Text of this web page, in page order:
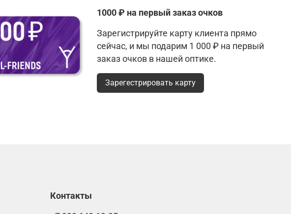
1000 ₽ на первый заказ очков
Зарегистрируйте карту клиента прямо
сейчас, и мы подарим 1 000 ₽ на первый
заказ очков в нашей оптике.
Зарегестрировать карту
Контакты